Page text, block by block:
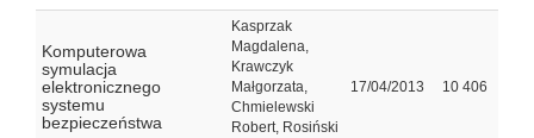
Komputerowa
symulacja
elektronicznego
systemu
bezpieczeństwa
Kasprzak
Magdalena,
Krawczyk
Małgorzata,
Chmielewski
Robert, Rosiński
17/04/2013 10 406